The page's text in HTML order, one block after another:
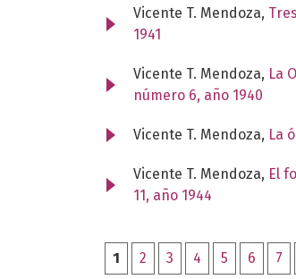
Vicente T. Mendoza,
1941
Vicente T. Mendoza, La
número 6, año 1940
Vicente T. Mendoza, La
Vicente T. Mendoza, El
11, año 1944
1 2 3 4 5 6 7